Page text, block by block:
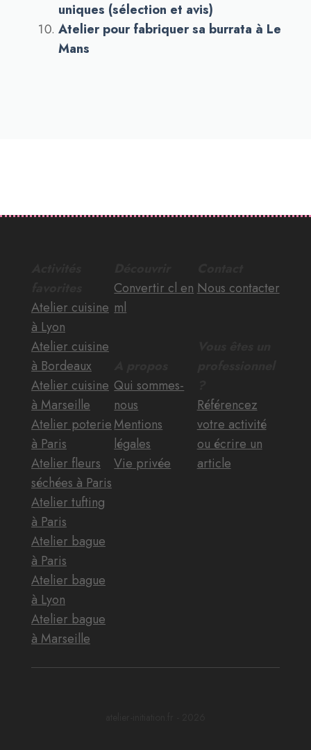
uniques (sélection et avis)
Atelier pour fabriquer sa burrata à Le
Mans
Atelier cuisine
à Lyon
Atelier cuisine
à Bordeaux
Atelier cuisine
à Marseille
Atelier poterie
à Paris
Atelier fleurs
séchées à Paris
Atelier tufting
à Paris
Atelier bague
à Paris
Atelier bague
à Lyon
Atelier bague
à Marseille
Convertir cl en
ml
Qui sommes-
nous
Mentions
légales
Vie privée
Nous contacter
Référencez
votre activité
ou écrire un
article